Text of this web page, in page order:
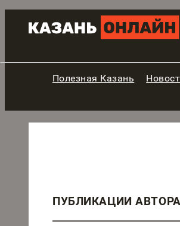
Полезная Казань
ПУБЛИКАЦИИ